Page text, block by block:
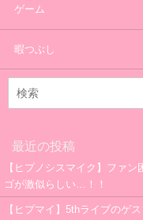
ゲーム
暇つぶし
最近の投稿
【ヒプノシスマイク】ファ
ゴが激似らしい…！！
【ヒプマイ】5thライブのゲ